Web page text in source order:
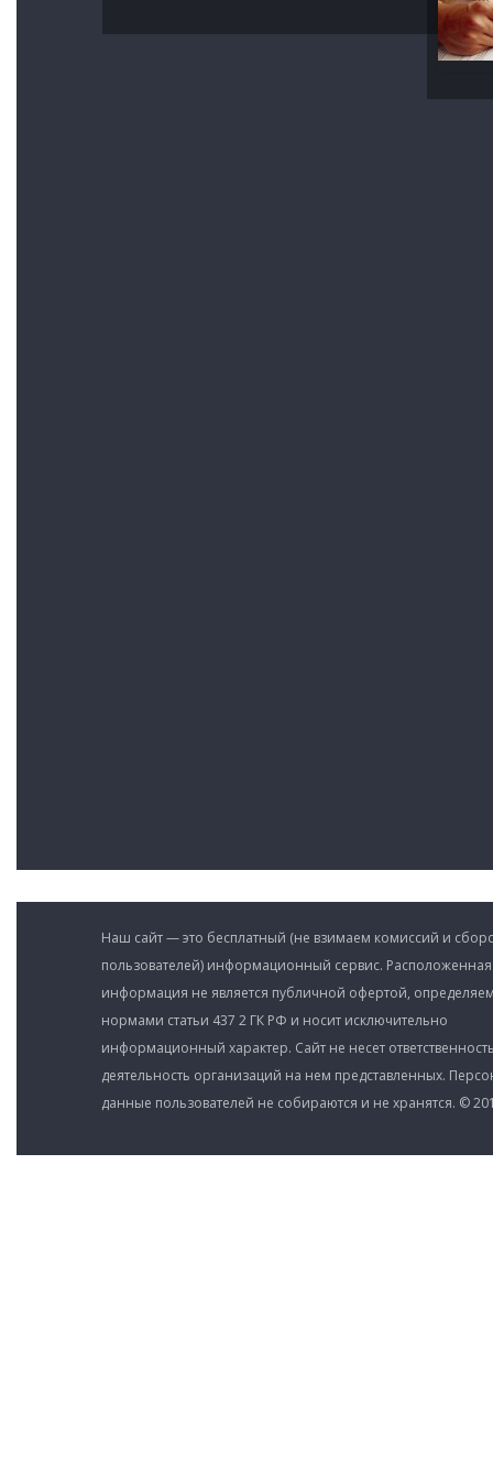
Наш сайт — это бесплатный (не взимаем комиссий и
пользователей) информационный сервис.
информация не является публичной офертой,
нормами статьи 437 2 ГК РФ и носит исключительно
информационный характер. Сайт не несет
деятельность организаций на нем представленных.
данные пользователей не собираются и не хранятся. ©